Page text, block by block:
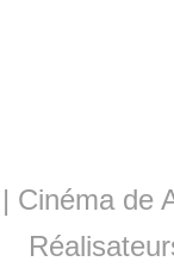
| Cinéma de